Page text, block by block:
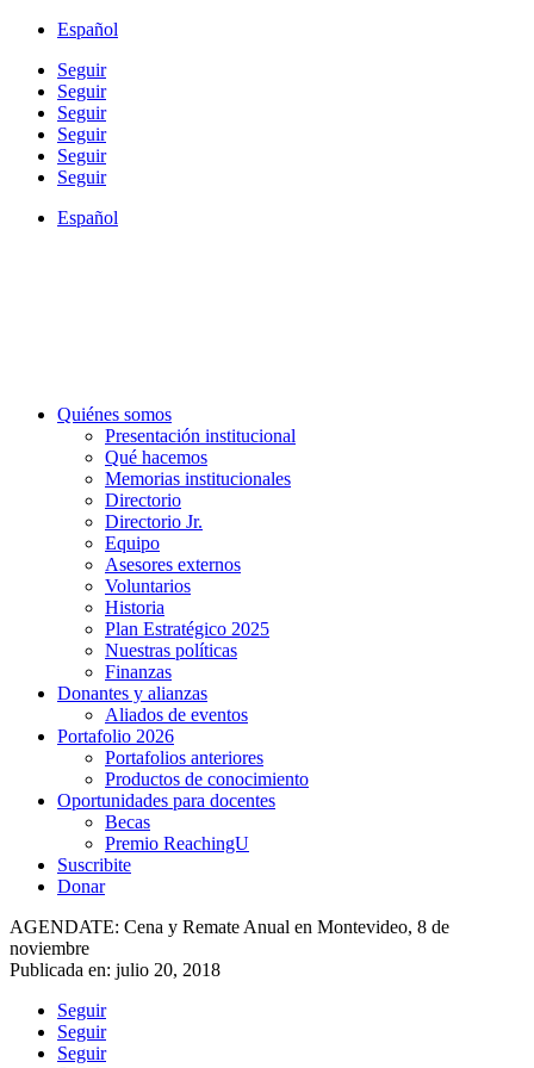
Español
Seguir
Seguir
Seguir
Seguir
Seguir
Seguir
Español
Quiénes somos
Presentación institucional
Qué hacemos
Memorias institucionales
Directorio
Directorio Jr.
Equipo
Asesores externos
Voluntarios
Historia
Plan Estratégico 2025
Nuestras políticas
Finanzas
Donantes y alianzas
Aliados de eventos
Portafolio 2026
Portafolios anteriores
Productos de conocimiento
Oportunidades para docentes
Becas
Premio ReachingU
Suscribite
Donar
AGENDATE: Cena y Remate Anual en Montevideo, 8 de
noviembre
Publicada en: julio 20, 2018
Seguir
Seguir
Seguir